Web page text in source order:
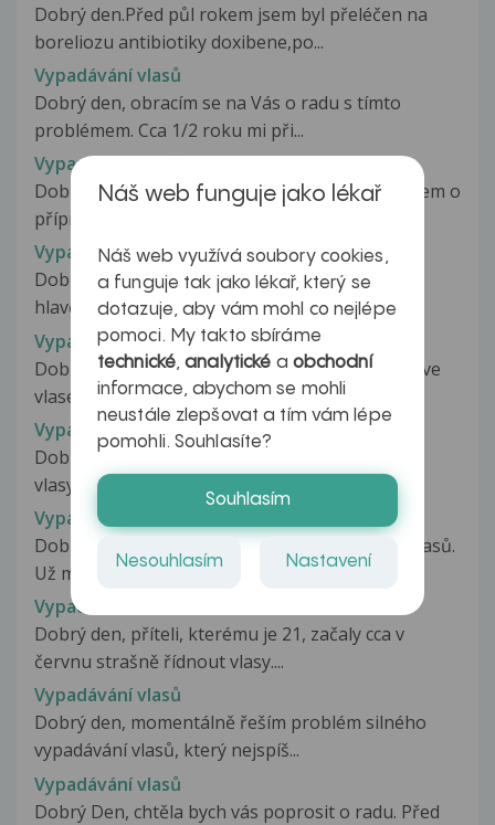
Dobrý den.Před půl rokem jsem byl přeléčen na
boreliozu antibiotiky doxibene,po...
Vypadávání vlasů
Dobrý den, obracím se na Vás o radu s tímto
problémem. Cca 1/2 roku mi při...
Vypadávání vlasů
Dobrý den,již delší dobu mi padají vlasy.Četla jsem o
přípravku Neocapil na...
Vypadávání vlasů
Dobrý den,v červenci jsem zjistila lysé místo na
hlavě v týlní oblasti. Zpráva...
Vypadávání vlasů
Dobrý den, před pul rokem me trápily pupínky ve
vlasech a vypadávání vlasů....
Vypadávání vlasů
Dobrý den, poslední dobou se mi dost zhoršily
vlasy, začaly více vypadávat,...
Vypadávání vlasů
Dobrý den, je mi 28 let a trápí mě vypadávání vlasů.
Už mě to trápí několik...
Vypadávání vlasů
Dobrý den, příteli, kterému je 21, začaly cca v
červnu strašně řídnout vlasy....
Vypadávání vlasů
Dobrý den, momentálně řeším problém silného
vypadávání vlasů, který nejspíš...
Vypadávání vlasů
Dobrý Den, chtěla bych vás poprosit o radu. Před
Náš web funguje jako lékař
Náš web využívá soubory cookies,
a funguje tak jako lékař, který se
dotazuje, aby vám mohl co nejlépe
pomoci. My takto sbíráme
technické,analytické a obchodní
informace, abychom se mohli
neustále zlepšovat a tím vám lépe
pomohli. Souhlasíte?
Souhlasím
Nesouhlasím Nastavení